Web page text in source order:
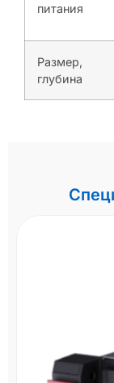
питания
Размер,
глубина